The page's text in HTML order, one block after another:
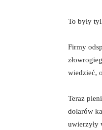
To były
Firmy
wiedzieć,
Teraz
dolarów
uwierzyły